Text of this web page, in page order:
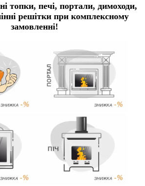
топки, печі, портали, димоходи,
решітки при комплексному
замовленні!